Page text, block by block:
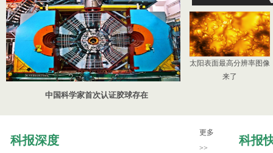
中国科学家首次认证胶球存在
太阳表面最高分辨率图像
来了
科报深度
更多
>>
科报